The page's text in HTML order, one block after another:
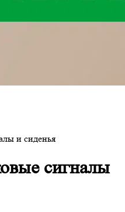
и сиденья
сигналы